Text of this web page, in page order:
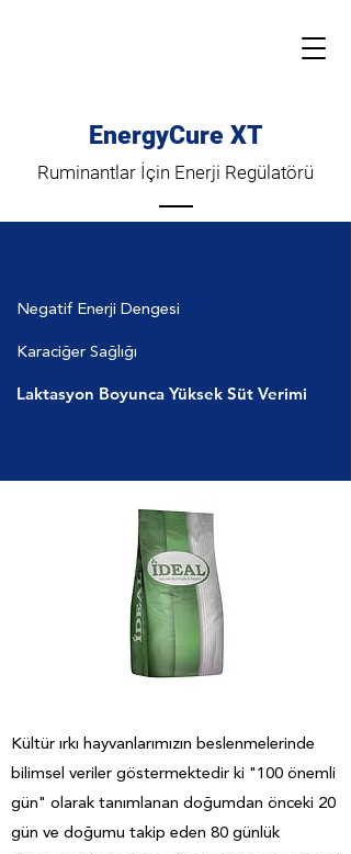
EnergyCure XT
Ruminantlar İçin Enerji Regülatörü
Negatif Enerji Dengesi
Karaciğer Sağlığı
Laktasyon Boyunca Yüksek Süt Verimi
Kültür ırkı hayvanlarımızın beslenmelerinde
bilimsel veriler göstermektedir ki "100 önemli
gün" olarak tanımlanan doğumdan önceki 20
gün ve doğumu takip eden 80 günlük